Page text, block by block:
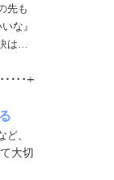
先も
な』
は…
、
大切